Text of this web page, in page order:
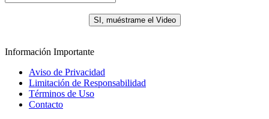
SI, muéstrame el Video
Información Importante
Aviso de Privacidad
Limitación de Responsabilidad
Términos de Uso
Contacto